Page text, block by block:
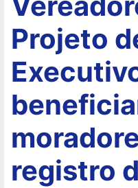
Projeto
registro